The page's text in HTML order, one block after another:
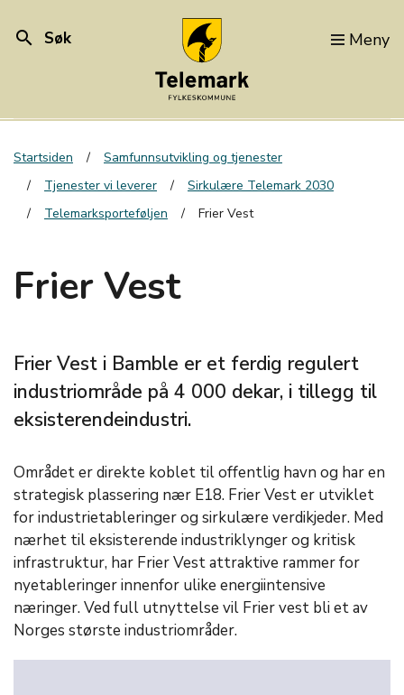
search Søk Meny
Startsiden
Samfunnsutvikling og tjenester
Tjenester vi leverer
Sirkulære Telemark 2030
Telemarksporteføljen
Frier Vest
Frier Vest
Frier Vest i Bamble er et ferdig regulert
industriområde på 4 000 dekar, i tillegg til
eksisterendeindustri.
Området er direkte koblet til offentlig havn og har en
strategisk plassering nær E18. Frier Vest er utviklet
for industrietableringer og sirkulære verdikjeder. Med
nærhet til eksisterende industriklynger og kritisk
infrastruktur, har Frier Vest attraktive rammer for
nyetableringer innenfor ulike energiintensive
næringer. Ved full utnyttelse vil Frier vest bli et av
Norges største industriområder.